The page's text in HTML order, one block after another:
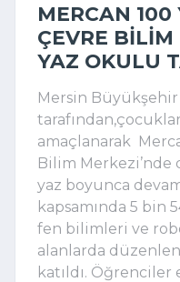
MERCAN
ÇEVRE BILIM
YAZ OKULU
Mersin
amaçlanarak
Bilim
yaz boyunca
kapsamında 5 bin
fen bilimleri ve
alanlarda
katıldı.